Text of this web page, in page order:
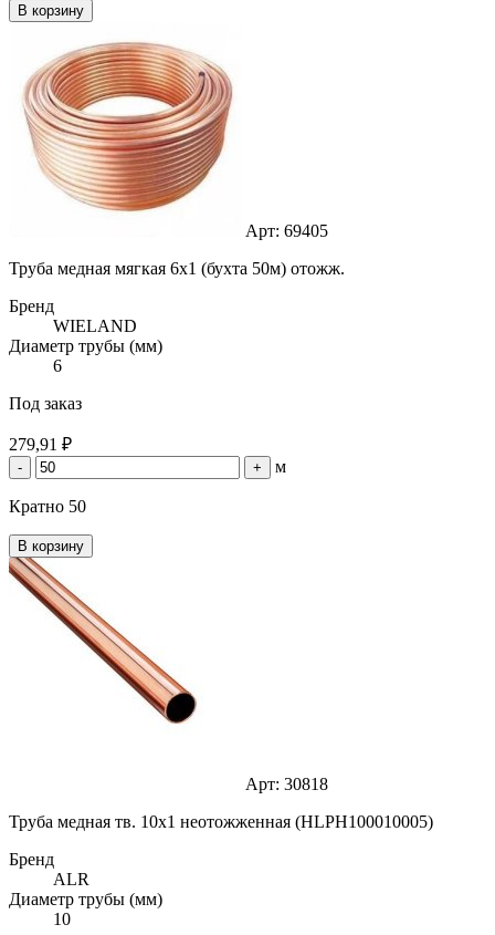
В корзину
Арт: 69405
Труба медная мягкая 6х1 (бухта 50м) отожж.
Бренд
WIELAND
Диаметр трубы (мм)
6
Под заказ
279,91 ₽
- + м
Кратно 50
В корзину
Арт: 30818
Труба медная тв. 10х1 неотожженная (HLPH100010005)
Бренд
ALR
Диаметр трубы (мм)
10